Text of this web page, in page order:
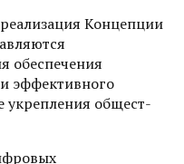
Концепции
обеспечения
эффективного
укрепления общест­